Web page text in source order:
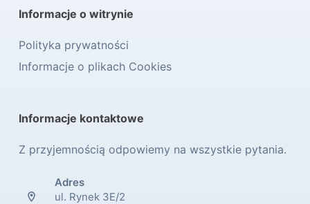
Informacje o witrynie
Polityka prywatności
Informacje o plikach Cookies
Informacje kontaktowe
Z przyjemnością odpowiemy na wszystkie pytania.
Adres
ul. Rynek 3E/2